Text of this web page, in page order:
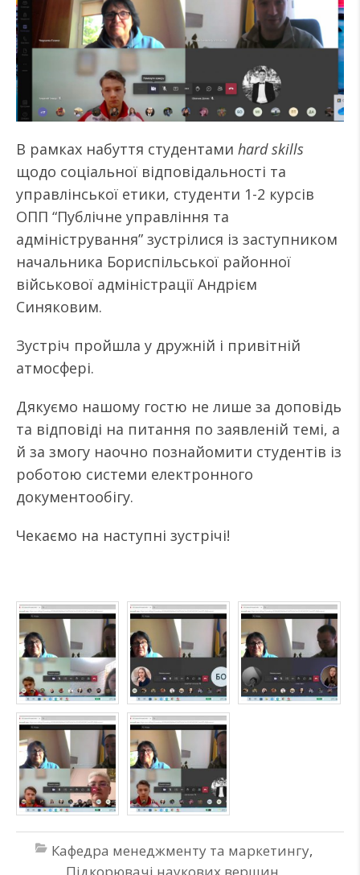
В рамках набуття студентами hard skills
щодо соціальної відповідальності та
управлінської етики, студенти 1-2 курсів
ОПП “Публічне управління та
адміністрування” зустрілися із заступником
начальника Бориспільської районної
військової адміністрації Андрієм
Синяковим.
Зустріч пройшла у дружній і привітній
атмосфері.
Дякуємо нашому гостю не лише за доповідь
та відповіді на питання по заявленій темі, а
й за змогу наочно познайомити студентів із
роботою системи електронного
документообігу.
Чекаємо на наступні зустрічі!
Кафедра менеджменту та маркетингу,
Підкорювачі наукових вершин